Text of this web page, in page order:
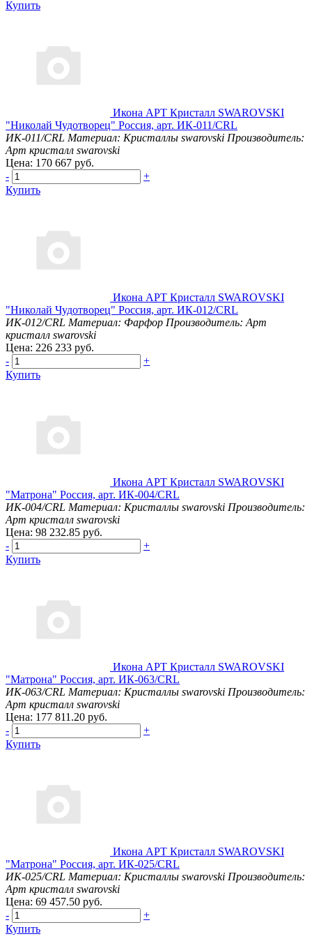
Купить
Икона АРТ Кристалл SWAROVSKI
"Николай Чудотворец" Россия, арт. ИК-011/CRL
ИК-011/CRL Материал: Кристаллы swarovski Производитель:
Арт кристалл swarovski
Цена: 170 667 руб.
-
+
Купить
Икона АРТ Кристалл SWAROVSKI
"Николай Чудотворец" Россия, арт. ИК-012/CRL
ИК-012/CRL Материал: Фарфор Производитель: Арт
кристалл swarovski
Цена: 226 233 руб.
-
+
Купить
Икона АРТ Кристалл SWAROVSKI
"Матрона" Россия, арт. ИК-004/CRL
ИК-004/CRL Материал: Кристаллы swarovski Производитель:
Арт кристалл swarovski
Цена: 98 232.85 руб.
-
+
Купить
Икона АРТ Кристалл SWAROVSKI
"Матрона" Россия, арт. ИК-063/CRL
ИК-063/CRL Материал: Кристаллы swarovski Производитель:
Арт кристалл swarovski
Цена: 177 811.20 руб.
-
+
Купить
Икона АРТ Кристалл SWAROVSKI
"Матрона" Россия, арт. ИК-025/CRL
ИК-025/CRL Материал: Кристаллы swarovski Производитель:
Арт кристалл swarovski
Цена: 69 457.50 руб.
-
+
Купить